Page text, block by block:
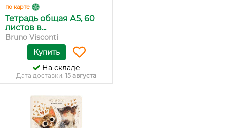
по карте
Тетрадь общая А5, 60
листов в...
Bruno Visconti
Купить
На складе
Дата доставки: 15 августа